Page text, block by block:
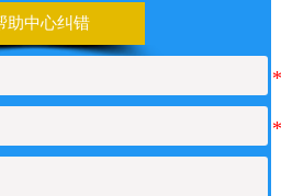
助中心纠错